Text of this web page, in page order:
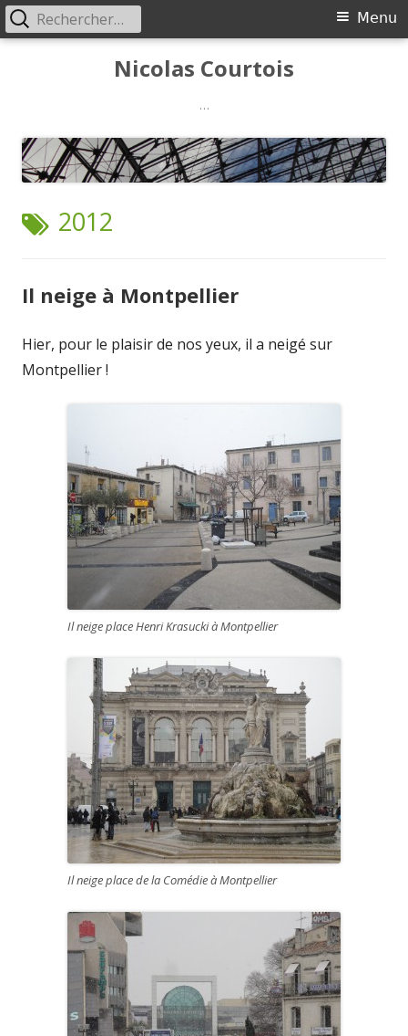
Nicolas Courtois
…
Menu
Menu
Rechercher :
ÉTIQUETTE :
2012
Il neige à Montpellier
Hier, pour le plaisir de nos yeux, il a neigé sur
Montpellier !
Il neige place Henri Krasucki à Montpellier
Il neige place de la Comédie à Montpellier